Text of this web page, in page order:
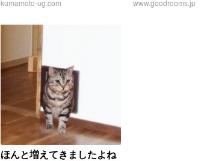
一軒家 庭 ペット
SOHO 熊本
kumamoto-ug.com
キャットステップ
www.goodrooms.jp
ほんと増えてきましたよね